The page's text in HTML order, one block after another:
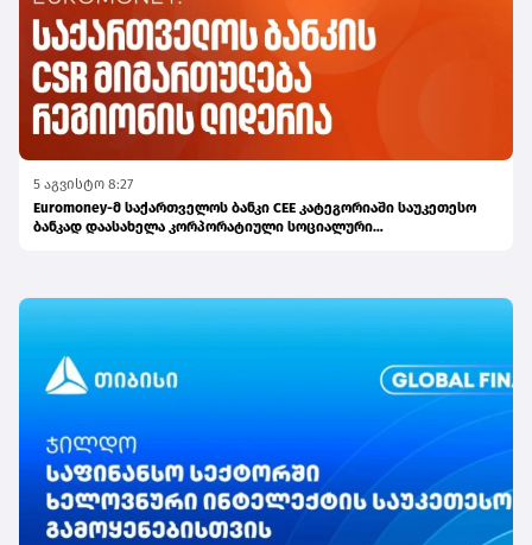
5 აგვისტო 8:27
Euromoney-მ საქართველოს ბანკი CEE კატეგორიაში საუკეთესო
ბანკად დაასახელა კორპორატიული სოციალური